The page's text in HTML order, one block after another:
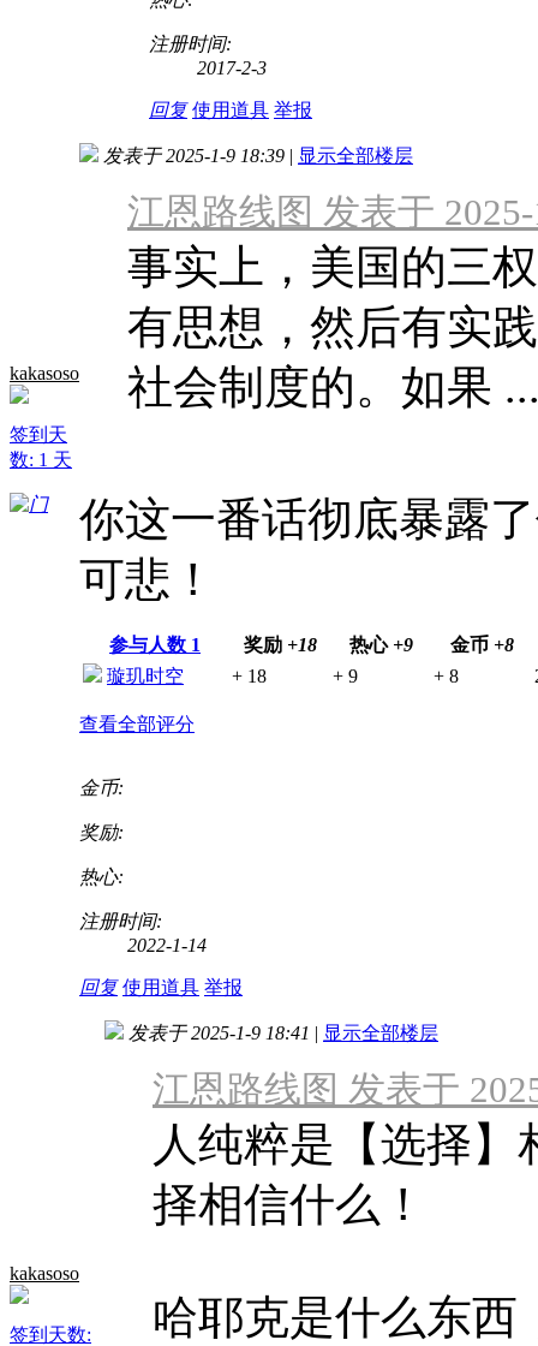
注册时间:
2017-2-3
回复 使用道具 举报
kakasoso
签到天
数: 1 天
发表于 2025-1-9 18:39 | 显示全部楼层
江恩路线图 发表于
事实上，美国的三
有思想，然后有实
社会制度的。如果
你这一番话彻底暴露
可悲！
参与人数 1 奖励 +18 热心 +9 金币 +8
璇玑时空
+ 18 + 9 + 8
查看全部评分
金币:
奖励:
热心:
注册时间:
2022-1-14
回复 使用道具 举报
kakasoso
签到天数:
发表于 2025-1-9 18:41 | 显示全部楼层
江恩路线图 发表于
人纯粹是【选择
择相信什么！
哈耶克是什么东西